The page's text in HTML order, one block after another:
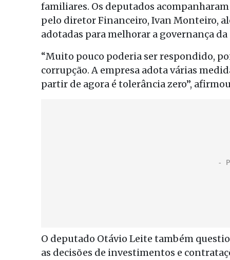
familiares. Os deputados
pelo diretor Financeiro, Ivan Monteiro,
adotadas para melhorar a governança da
“Muito pouco poderia ser respondido,
corrupção. A empresa adota várias
partir de agora é tolerância zero”,
O deputado Otávio Leite também
as decisões de investimentos e